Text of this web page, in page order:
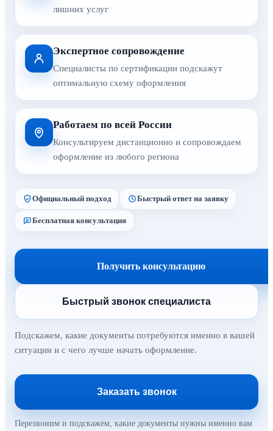
лишних услуг
Экспертное сопровождение
Специалисты по сертификации подскажут
оптимальную схему оформления
Работаем по всей России
Консультируем дистанционно и сопровождаем
оформление из любого региона
Официальный подход Быстрый ответ на заявку
Бесплатная консультация
Получить консультацию
Быстрый звонок специалиста
Подскажем, какие документы потребуются именно в вашей
ситуации и с чего лучше начать оформление.
Заказать звонок
Перезвоним и подскажем, какие документы нужны именно вам